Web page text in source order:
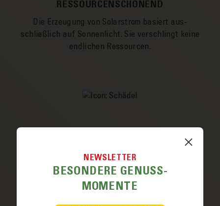
RESSOURCEN­SCHONEND
Die Erzeugung von Solar­­strom basiert aus­­
schließlich auf Sonnen­­licht. Sie ver­schlingt keine
end­lichen Ressourcen.
WENIG SCHADSTOFFE
NEWSLETTER
BESONDERE GENUSS­
MOMENTE